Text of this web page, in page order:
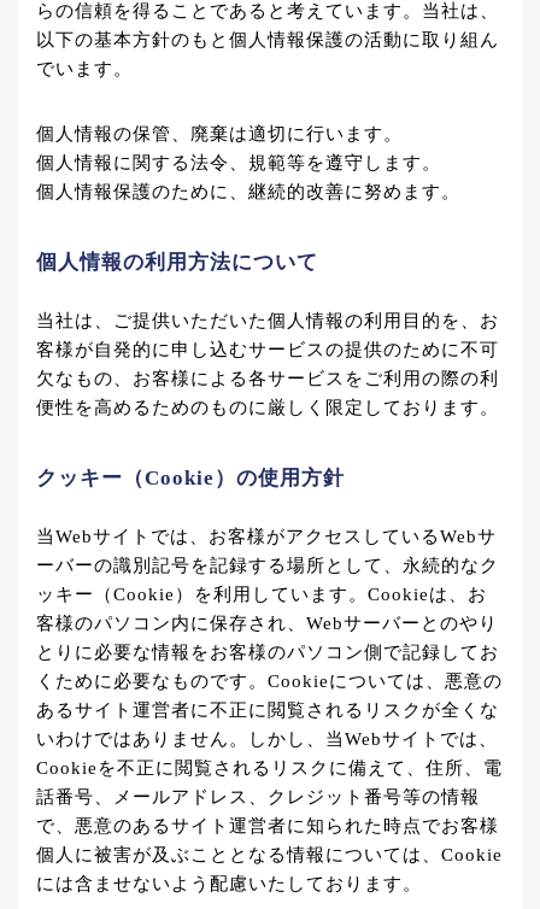
らの信頼を得ることであると考えています。当社は、
以下の基本方針のもと個人情報保護の活動に取り組ん
でいます。
個人情報の保管、廃棄は適切に行います。
個人情報に関する法令、規範等を遵守します。
個人情報保護のために、継続的改善に努めます。
個人情報の利用方法について
当社は、ご提供いただいた個人情報の利用目的を、お
客様が自発的に申し込むサービスの提供のために不可
欠なもの、お客様による各サービスをご利用の際の利
便性を高めるためのものに厳しく限定しております。
クッキー（Cookie）の使用方針
当Webサイトでは、お客様がアクセスしているWebサ
ーバーの識別記号を記録する場所として、永続的なク
ッキー（Cookie）を利用しています。Cookieは、お
客様のパソコン内に保存され、Webサーバーとのやり
とりに必要な情報をお客様のパソコン側で記録してお
くために必要なものです。Cookieについては、悪意の
あるサイト運営者に不正に閲覧されるリスクが全くな
いわけではありません。しかし、当Webサイトでは、
Cookieを不正に閲覧されるリスクに備えて、住所、電
話番号、メールアドレス、クレジット番号等の情報
で、悪意のあるサイト運営者に知られた時点でお客様
個人に被害が及ぶこととなる情報については、Cookie
には含ませないよう配慮いたしております。